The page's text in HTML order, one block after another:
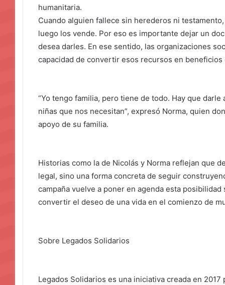
humanitaria.
Cuando alguien fallece sin herederos ni
luego los vende. Por eso es importante dejar un
desea darles. En ese sentido, las organizaciones
capacidad de convertir esos recursos en
“Yo tengo familia, pero tiene de todo. Hay que
niñas que nos necesitan”, expresó Norma, quien
apoyo de su familia.
Historias como la de Nicolás y Norma reflejan que
legal, sino una forma concreta de seguir
campaña vuelve a poner en agenda esta
convertir el deseo de una vida en el comienzo de
Sobre Legados Solidarios
Legados Solidarios es una iniciativa creada en